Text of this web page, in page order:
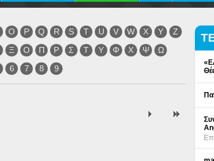
O P Q R S T U V W X Y
Z
Ξ Ο Π Ρ Σ Τ Υ Φ Χ Ψ
Ω
6 7 8 9